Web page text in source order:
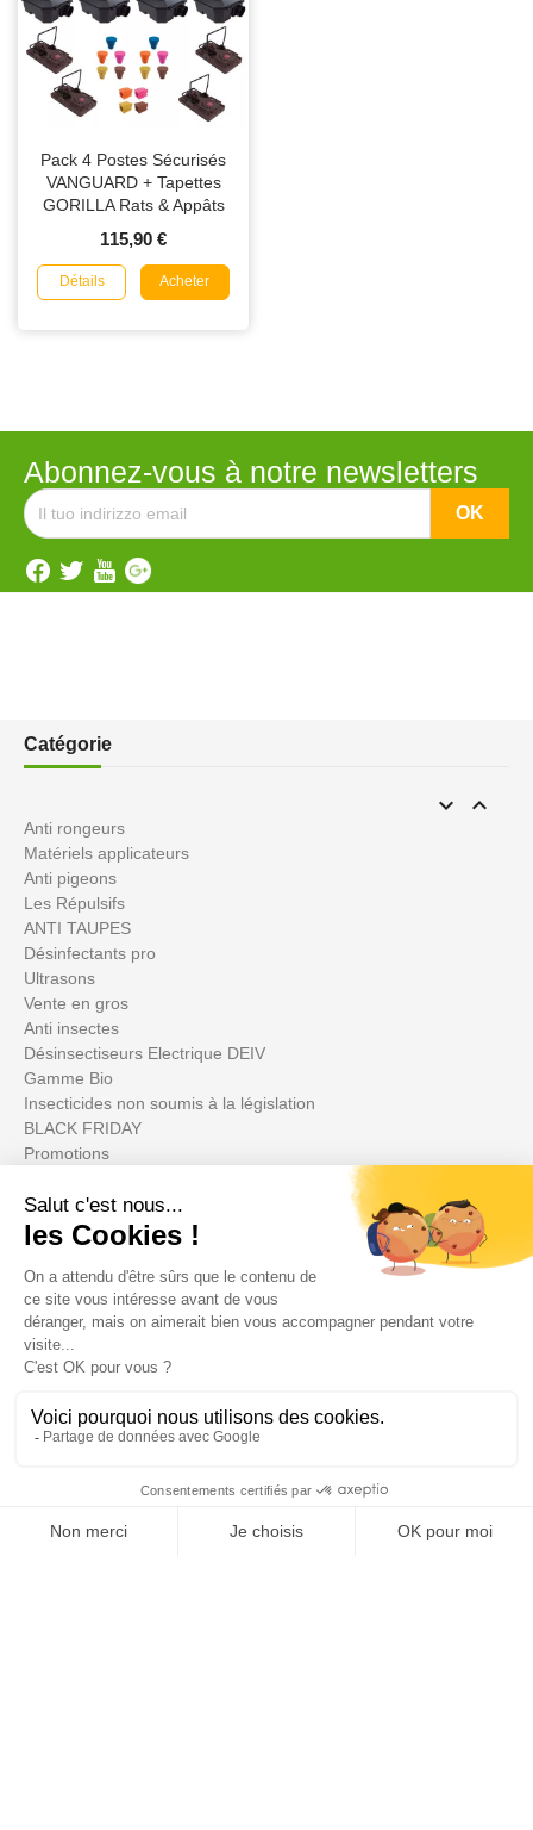
Pack 4 Postes Sécurisés
VANGUARD + Tapettes
GORILLA Rats & Appâts
NARA
115,90 €
Détails Acheter
Abonnez-vous à notre newsletters
Catégorie
 
Anti rongeurs
Matériels applicateurs
Anti pigeons
Les Répulsifs
ANTI TAUPES
Désinfectants pro
Ultrasons
Vente en gros
Anti insectes
Désinsectiseurs Electrique DEIV
Gamme Bio
Insecticides non soumis à la législation
BLACK FRIDAY
Promotions
Il tuo account
Informations
